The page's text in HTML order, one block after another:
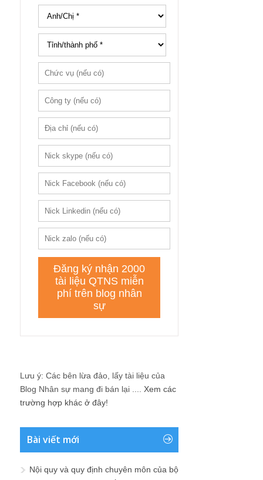
Lưu ý: Các bên lừa đảo, lấy tài liệu của
Blog Nhân sự mang đi bán lại .... Xem các
trường hợp khác ở đây!
Bài viết mới
Nội quy và quy định chuyên môn của bộ